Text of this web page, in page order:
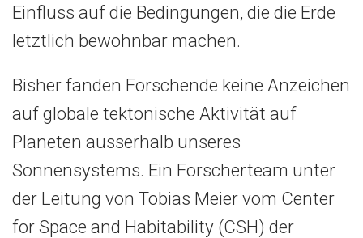
Einfluss auf die Bedingungen, die die Erde
letztlich bewohnbar machen.
Bisher fanden Forschende keine Anzeichen
auf globale tektonische Aktivität auf
Planeten ausserhalb unseres
Sonnensystems. Ein Forscherteam unter
der Leitung von Tobias Meier vom Center
for Space and Habitability (CSH) der